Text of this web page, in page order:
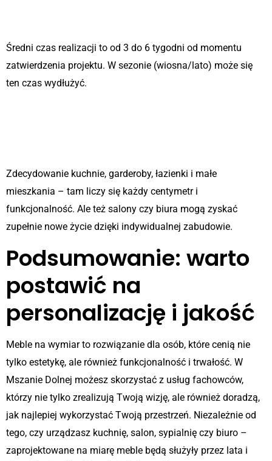
Średni czas realizacji to od 3 do 6 tygodni od momentu
zatwierdzenia projektu. W sezonie (wiosna/lato) może się
ten czas wydłużyć.
Zdecydowanie kuchnie, garderoby, łazienki i małe
mieszkania – tam liczy się każdy centymetr i
funkcjonalność. Ale też salony czy biura mogą zyskać
zupełnie nowe życie dzięki indywidualnej zabudowie.
Podsumowanie: warto
postawić na
personalizację i jakość
Meble na wymiar to rozwiązanie dla osób, które cenią nie
tylko estetykę, ale również funkcjonalność i trwałość. W
Mszanie Dolnej możesz skorzystać z usług fachowców,
którzy nie tylko zrealizują Twoją wizję, ale również doradzą,
jak najlepiej wykorzystać Twoją przestrzeń. Niezależnie od
tego, czy urządzasz kuchnię, salon, sypialnię czy biuro –
zaprojektowane na miarę meble będą służyły przez lata i